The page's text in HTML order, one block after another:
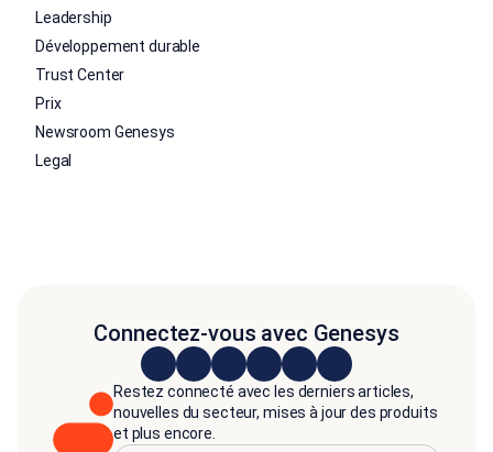
Leadership
Développement durable
Trust Center
Prix
Newsroom Genesys
Legal
Connectez-vous avec Genesys
Restez connecté avec les derniers articles,
nouvelles du secteur, mises à jour des produits
et plus encore.